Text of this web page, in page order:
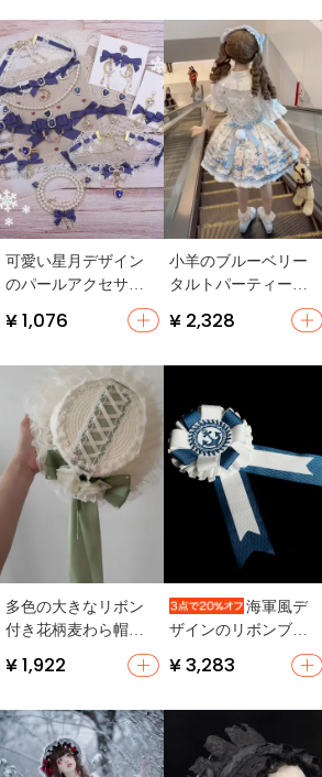
レス付き】（セット
アップ対応）
可愛い星月デザイン
のパールアクセサリ
ー【ヘアピン・ピア
ス・ネックレス】
¥ 1,076
小羊のブルーベリー
タルトパーティー用
【耳飾り・フラッグ
¥ 2,328
多色の大きなリボン
付き花柄麦わら帽子
【日除け・ロリータ
風・手作りアクセサ
¥ 1,922
海軍風デ
ザインのリボンブロ
ーチ【オリジナル・
金魚結び・日常用】
¥ 3,283